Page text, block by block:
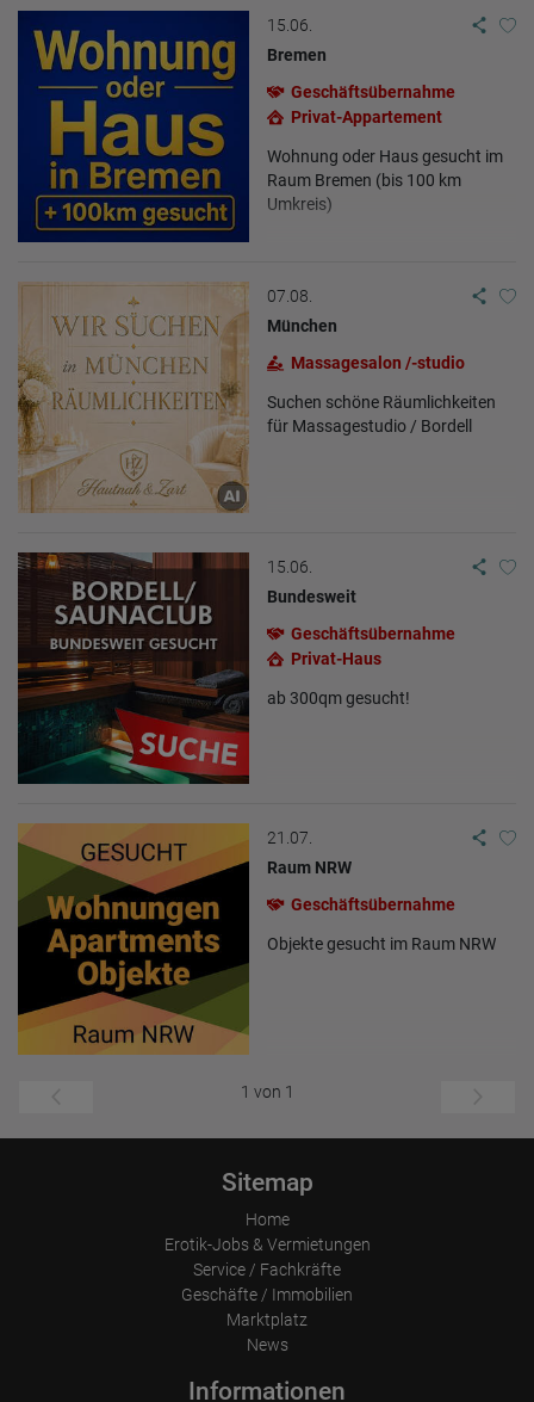
15.06.
Bremen
Geschäftsübernahme
Privat-Appartement
Wohnung oder Haus gesucht im
Raum Bremen (bis 100 km
Umkreis)
07.08.
München
Massagesalon /-studio
Suchen schöne Räumlichkeiten
für Massagestudio / Bordell
15.06.
Bundesweit
Geschäftsübernahme
Privat-Haus
ab 300qm gesucht!
21.07.
Raum NRW
Geschäftsübernahme
Objekte gesucht im Raum NRW
1 von 1
Sitemap
Home
Erotik-Jobs & Vermietungen
Service / Fachkräfte
Geschäfte / Immobilien
Marktplatz
News
Informationen